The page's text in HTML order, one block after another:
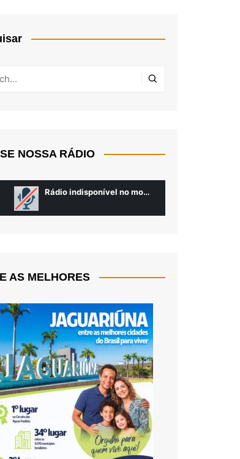
NOSSA RÁDIO
AS MELHORES